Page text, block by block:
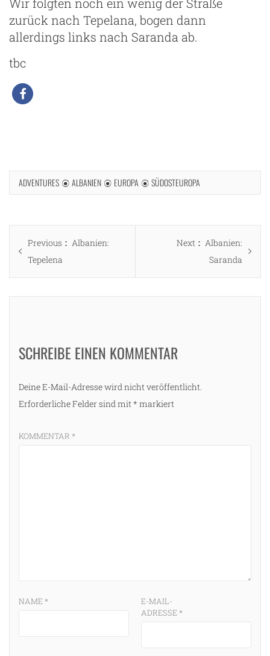
zurück nach Tepelana, bogen dann
allerdings links nach Saranda ab.
tbc
ADVENTURES ALBANIEN EUROPA SÜDOSTEUROPA
Beitragsnavigation
Previous
Previous
Albanien:
Tepelena
Next
Next
post:
Albanien:
Saranda
SCHREIBE EINEN KOMMENTAR
Deine E-Mail-Adresse wird nicht veröffentlicht.
Erforderliche Felder sind mit * markiert
KOMMENTAR *
NAME*
E-MAIL-
ADRESSE*